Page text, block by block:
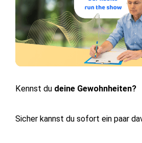
Kennst du deine Gewohnheiten?
Sicher kannst du sofort ein paar